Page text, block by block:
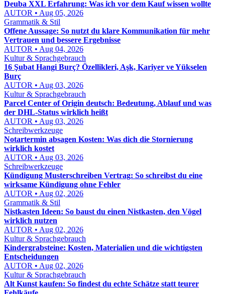
Deuba XXL Erfahrung: Was ich vor dem Kauf wissen wollte
AUTOR • Aug 05, 2026
Grammatik & Stil
Offene Aussage: So nutzt du klare Kommunikation für mehr
Vertrauen und bessere Ergebnisse
AUTOR • Aug 04, 2026
Kultur & Sprachgebrauch
16 Şubat Hangi Burç? Özellikleri, Aşk, Kariyer ve Yükselen
Burç
AUTOR • Aug 03, 2026
Kultur & Sprachgebrauch
Parcel Center of Origin deutsch: Bedeutung, Ablauf und was
der DHL-Status wirklich heißt
AUTOR • Aug 03, 2026
Schreibwerkzeuge
Notartermin absagen Kosten: Was dich die Stornierung
wirklich kostet
AUTOR • Aug 03, 2026
Schreibwerkzeuge
Kündigung Musterschreiben Vertrag: So schreibst du eine
wirksame Kündigung ohne Fehler
AUTOR • Aug 02, 2026
Grammatik & Stil
Nistkasten Ideen: So baust du einen Nistkasten, den Vögel
wirklich nutzen
AUTOR • Aug 02, 2026
Kultur & Sprachgebrauch
Kindergrabsteine: Kosten, Materialien und die wichtigsten
Entscheidungen
AUTOR • Aug 02, 2026
Kultur & Sprachgebrauch
Alt Kunst kaufen: So findest du echte Schätze statt teurer